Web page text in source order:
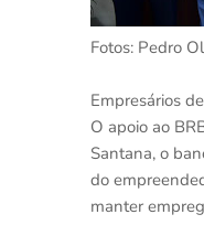
Fotos: Pedro
Empresários
O apoio ao
Santana, o
do
manter